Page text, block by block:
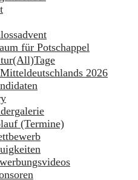
für Potschappel
2026
(Termine)